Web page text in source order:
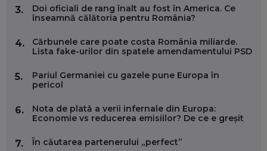
FOLOSEȘTI TEHNOLOGIA CA SĂ ÎȚI DESCHIZI DRUMUL
CĂTRE ARTĂ, LA NIVEL GLOBAL
ANDREI AVĂDANEI, BIT SENTINEL: CUM ÎȚI PROTEJEZI
CARIERĂ DE „HACKER CU PERMIS”
EP. 56
DOINA VÎLCEANU, CONTENTSPEED: VREI SUCCES ONLINE?
EP. 55
3.
Doi oficiali de rang înalt au fost în America. Ce
înseamnă călătoria pentru România?
4.
Cărbunele care poate costa România miliarde.
Lista fake-urilor din spatele amendamentului PSD
5.
Pariul Germaniei cu gazele pune Europa în
pericol
6.
Nota de plată a verii infernale din Europa:
Economie vs reducerea emisiilor? De ce e greșit
7. În căutarea partenerului „perfect”